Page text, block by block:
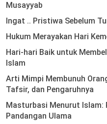
Musayyab
Ingat .. Pristiwa Sebelum
Hukum Merayakan Hari
Hari-hari Baik untuk
Islam
Arti Mimpi Membunuh
Tafsir, dan Pengaruhnya
Masturbasi Menurut Islam:
Pandangan Ulama